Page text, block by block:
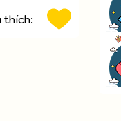
thích: